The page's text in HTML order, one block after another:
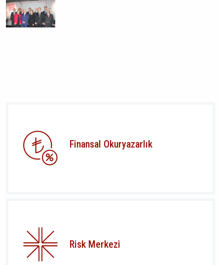
Finansal Okuryazarlık
Risk Merkezi